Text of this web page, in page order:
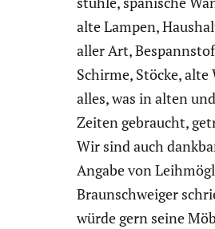
alte Lampen,
aller Art,
Schirme, Stöcke, alte
alles, was in alten
Zeiten gebraucht,
Wir sind auch
Angabe von
Braun­schweiger
würde gern seine